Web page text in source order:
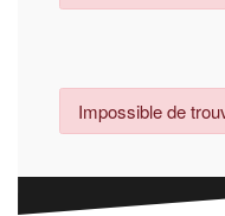
Impossible de